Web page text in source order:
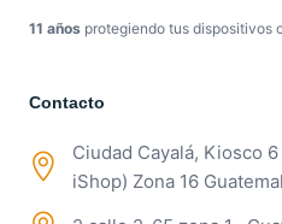
11 años protegiendo tus dispositivos
Contacto
Ciudad Cayalá, Kiosco
iShop) Zona 16